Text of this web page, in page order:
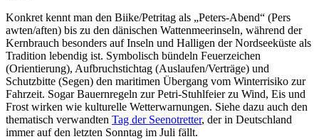
Konkret kennt man den Biike/Petritag als „Peters-Abend“ (Pers
awten/aften) bis zu den dänischen Wattenmeerinseln, während der
Kernbrauch besonders auf Inseln und Halligen der Nordseeküste als
Tradition lebendig ist. Symbolisch bündeln Feuerzeichen
(Orientierung), Aufbruchstichtag (Auslaufen/Verträge) und
Schutzbitte (Segen) den maritimen Übergang vom Winterrisiko zur
Fahrzeit. Sogar Bauernregeln zur Petri-Stuhlfeier zu Wind, Eis und
Frost wirken wie kulturelle Wetterwarnungen. Siehe dazu auch den
thematisch verwandten Tag der Seenotretter, der in Deutschland
immer auf den letzten Sonntag im Juli fällt.